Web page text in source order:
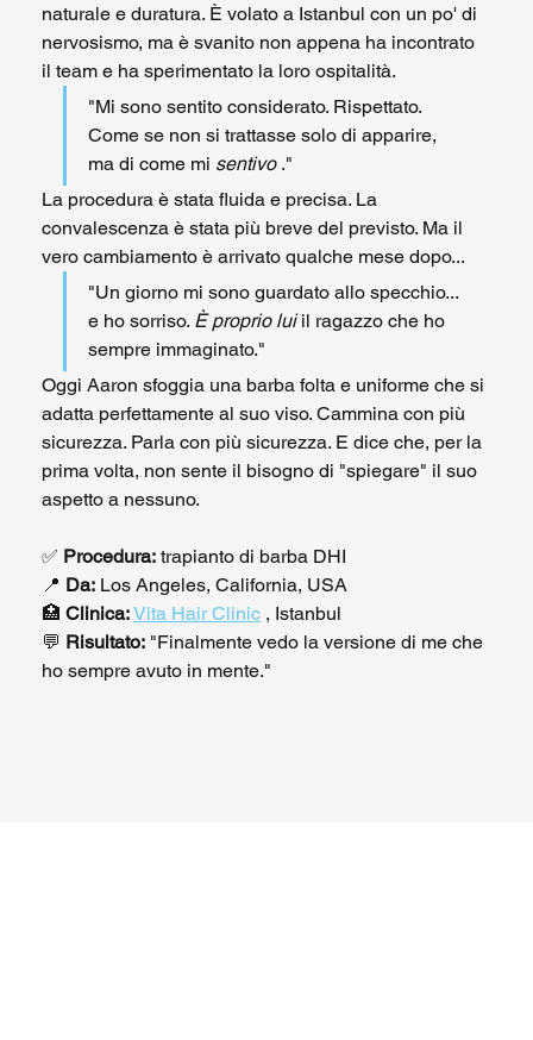
naturale e duratura. È volato a Istanbul con un po' di
nervosismo, ma è svanito non appena ha incontrato
il team e ha sperimentato la loro ospitalità.
"Mi sono sentito considerato. Rispettato.
Come se non si trattasse solo di apparire,
ma di come mi sentivo ."
La procedura è stata fluida e precisa. La
convalescenza è stata più breve del previsto. Ma il
vero cambiamento è arrivato qualche mese dopo...
"Un giorno mi sono guardato allo specchio...
e ho sorriso. È proprio lui il ragazzo che ho
sempre immaginato."
Oggi Aaron sfoggia una barba folta e uniforme che si
adatta perfettamente al suo viso. Cammina con più
sicurezza. Parla con più sicurezza. E dice che, per la
prima volta, non sente il bisogno di "spiegare" il suo
aspetto a nessuno.
✅ Procedura: trapianto di barba DHI
📍 Da: Los Angeles, California, USA
🏥 Clinica:Vita Hair Clinic , Istanbul
💬 Risultato: "Finalmente vedo la versione di me che
ho sempre avuto in mente."